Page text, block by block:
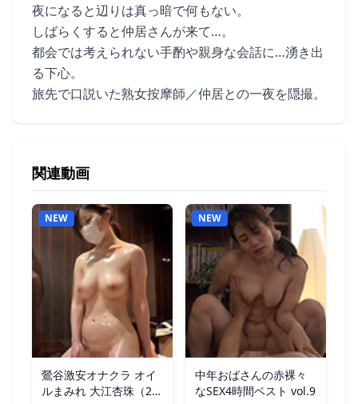
夜になると辺りは真っ暗で何もない。
しばらくすると仲居さんが来て…。
都会では考えられない手酌や親身な会話に…湧き出
る下心。
旅先で口説いた熟女按摩師／仲居との一夜を隠撮。
関連動画
NEW
鶯谷激安オナクラ オイ
ルまみれ 大江杏珠（26
NEW
中年おばさんの赤裸々
なSEX4時間ベスト vol.9